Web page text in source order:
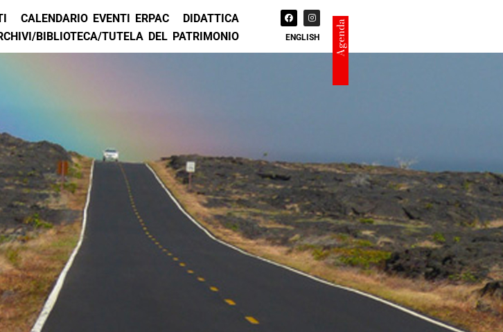
CALENDARIO EVENTI ERPAC
DIDATTICA
BIBLIOTECA/TUTELA DEL PATRIMONIO ENGLISH Agenda